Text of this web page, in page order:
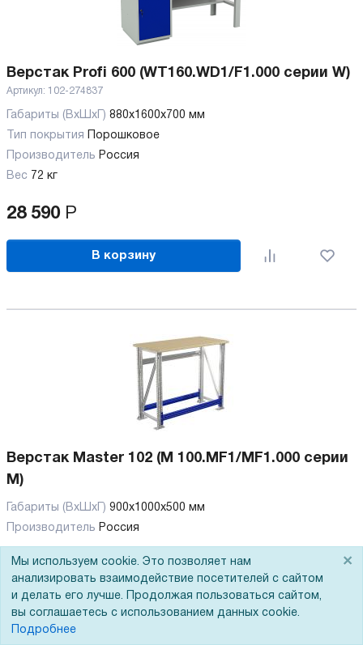
Верстак Profi 600 (WT160.WD1/F1.000 серии W)
Артикул: 102-274837
Габариты (ВхШхГ) 880x1600x700 мм
Тип покрытия
Порошковое
Производитель Россия
Вес 72 кг
28 590 Р
В корзину
Верстак Master 102 (M 100.MF1/MF1.000 серии
M)
Габариты (ВхШхГ) 900x1000x500 мм
Производитель Россия
9 880 Р
В корзину
Мы используем cookie. Это позволяет нам
анализировать взаимодействие посетителей с сайтом
и делать его лучше. Продолжая пользоваться сайтом,
вы соглашаетесь с использованием данных cookie.
Подробнее
×